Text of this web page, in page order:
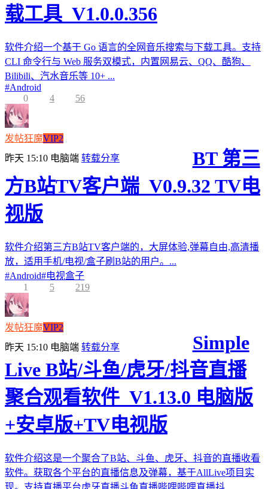
载工具_V1.0.0.356
软件介绍一个基于 Go 语言的全网音乐搜索与下载工具。支持
CLI 命令行与 Web 服务双模式，内置网易云、QQ、酷狗、
Bilibili、汽水音乐等 10+ ...
#Android
0
4 56
发帖狂魔VIP2
昨天 15:10 电脑端 转载分享
BT 第三
方B站TV客户端_V0.9.32 TV电
视版
软件介绍第三方B站TV客户端的，大屏体验,弹幕自由,高清播
放，适用手机/电视/盒子刷B站的用户。...
#Android#电视盒子
1
5 219
发帖狂魔VIP2
昨天 15:10 电脑端 转载分享
Simple
Live B站/斗鱼/虎牙/抖音直播
聚合观看软件_V1.13.0 电脑版
+安卓版+TV电视版
软件介绍这是一个聚合了B站、斗鱼、虎牙、抖音的直播收看
软件。获取各个平台的直播信息及弹幕，基于AllLive项目实
现。支持直播平台虎牙直播斗鱼直播哔哩哔哩直播抖...